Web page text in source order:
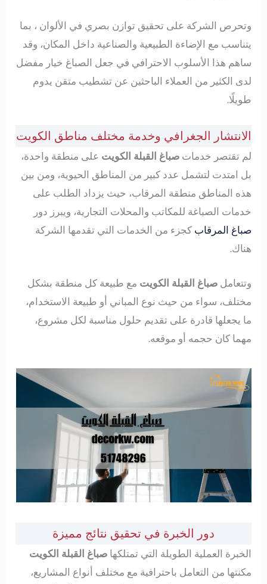
وتحرص الشركة على تحقيق توازن بصري في الألوان ، بما
يتناسب مع الإضاءة الطبيعية والصناعية داخل المكان، وقد
ساهم هذا الأسلوب الاحترافي في جعل الصباغ خيار مفضل
لدى الكثير من العملاء الباحثين عن تشطيب متقن يدوم
طويلًا.
الانتشار الجغرافي وخدمة مختلف مناطق الكويت
لم تقتصر خدماتصباغ القبلة الكويت على منطقة واحدة،
بل امتدت لتشمل عدد كبير من المناطق الحيوية، ومن بين
هذه المناطق منطقة المرقاب، حيث يزداد الطلب على
خدمات الصباغة للمكاتب والمحلات التجارية، ويبرز دور
صباغ المرقاب كجزء من الخدمات التي تقدمها الشركة
هناك.
وتتعاملصباغ القبلة الكويت مع طبيعة كل منطقة بشكل
مختلف، سواء من حيث نوع المباني أو طبيعة الاستخدام،
ما يجعلها قادرة على تقديم حلول مناسبة لكل مشروع،
مهما كان حجمه أو موقعه.
دور الخبرة في تحقيق نتائج مميزة
الخبرة العملية الطويلة التي تمتلكهاصباغ القبلة الكويت
مكنتها من التعامل باحترافية مع مختلف أنواع المشاريع،